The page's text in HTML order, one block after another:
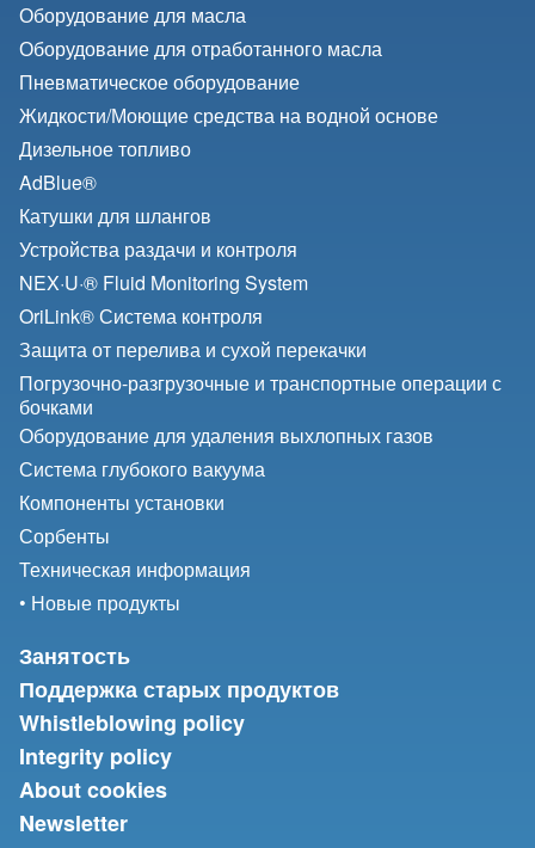
Оборудование для масла
Оборудование для отработанного масла
Пневматическое оборудование
Жидкости/Моющие средства на водной основе
Дизельное топливо
AdBlue®
Катушки для шлангов
Устройства раздачи и контроля
NEX·U·® Fluid Monitoring System
OriLink® Система контроля
Защита от перелива и сухой перекачки
Погрузочно-разгрузочные и транспортные операции с
бочками
Оборудование для удаления выхлопных газов
Система глубокого вакуума
Компоненты установки
Сорбенты
Техническая информация
• Новые продукты
Занятость
Поддержка старых продуктов
Whistleblowing policy
Integrity policy
About cookies
Newsletter